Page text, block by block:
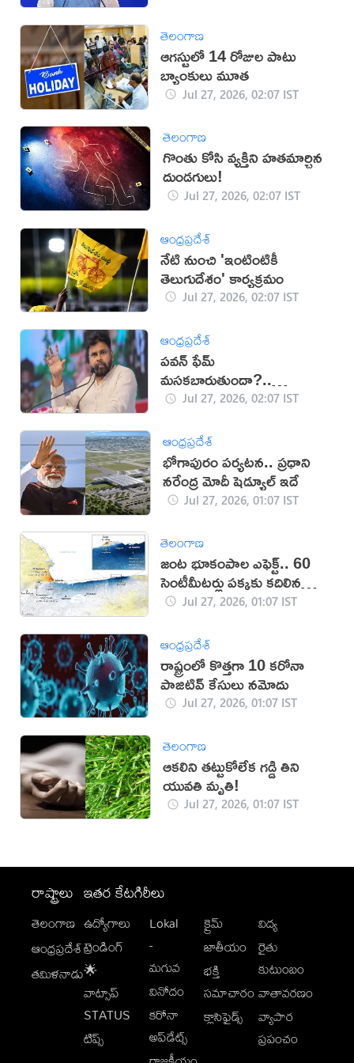
తెలంగాణ
ఆగస్టులో 14 రోజుల పాటు
బ్యాంకులు మూత
Jul 27, 2026, 02:07 IST
తెలంగాణ
గొంతు కోసి వ్యక్తిని హతమార్చిన
దుండగులు!
Jul 27, 2026, 02:07 IST
ఆంధ్రప్రదేశ్
నేటి నుంచి 'ఇంటింటికీ
తెలుగుదేశం' కార్యక్రమం
Jul 27, 2026, 02:07 IST
ఆంధ్రప్రదేశ్
పవన్ ఫేమ్
మసకబారుతుందా?..
కారణాలివేనా?
Jul 27, 2026, 02:07 IST
ఆంధ్రప్రదేశ్
భోగాపురం పర్యటన.. ప్రధాని
నరేంద్ర మోదీ షెడ్యూల్ ఇదే
Jul 27, 2026, 01:07 IST
తెలంగాణ
జంట భూకంపాల ఎఫెక్ట్.. 60
సెంటీమీటర్లు పక్కకు కదిలిన
వెనిజులా
Jul 27, 2026, 01:07 IST
ఆంధ్రప్రదేశ్
రాష్ట్రంలో కొత్తగా 10 కరోనా
పాజిటివ్ కేసులు నమోదు
Jul 27, 2026, 01:07 IST
తెలంగాణ
ఆకలిని తట్టుకోలేక గడ్డి తిని
యువతి మృతి!
Jul 27, 2026, 01:07 IST
రాష్ట్రాలు
తెలంగాణ
ఆంధ్రప్రదేశ్
తమిళనాడు
ఇతర కేటగిరీలు
ఉద్యోగాలు
ట్రెండింగ్
🌟
వాట్సాప్
STATUS
టిప్స్
Lokal
-
మగువ
వినోదం
కరోనా
అప్‌డేట్స్
క్రైమ్
జాతీయం
భక్తి
సమాచారం
క్లాసిఫైడ్స్
విద్య
రైతు
కుటుంబం
వాతావరణం
వ్యాపార
ప్రపంచం